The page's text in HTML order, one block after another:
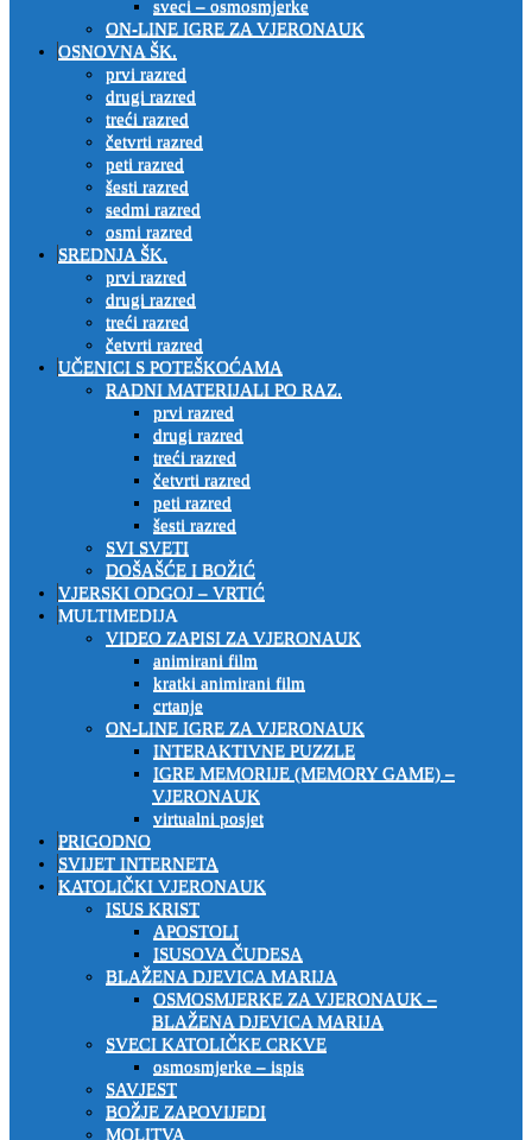
sveci – osmosmjerke
ON-LINE IGRE ZA VJERONAUK
OSNOVNA ŠK.
prvi razred
drugi razred
treći razred
četvrti razred
peti razred
šesti razred
sedmi razred
osmi razred
SREDNJA ŠK.
prvi razred
drugi razred
treći razred
četvrti razred
UČENICI S POTEŠKOĆAMA
RADNI MATERIJALI PO RAZ.
prvi razred
drugi razred
treći razred
četvrti razred
peti razred
šesti razred
SVI SVETI
DOŠAŠĆE I BOŽIĆ
VJERSKI ODGOJ – VRTIĆ
MULTIMEDIJA
VIDEO ZAPISI ZA VJERONAUK
animirani film
kratki animirani film
crtanje
ON-LINE IGRE ZA VJERONAUK
INTERAKTIVNE PUZZLE
IGRE MEMORIJE (MEMORY GAME) –
VJERONAUK
virtualni posjet
PRIGODNO
SVIJET INTERNETA
KATOLIČKI VJERONAUK
ISUS KRIST
APOSTOLI
ISUSOVA ČUDESA
BLAŽENA DJEVICA MARIJA
OSMOSMJERKE ZA VJERONAUK –
BLAŽENA DJEVICA MARIJA
SVECI KATOLIČKE CRKVE
osmosmjerke – ispis
SAVJEST
BOŽJE ZAPOVIJEDI
MOLITVA